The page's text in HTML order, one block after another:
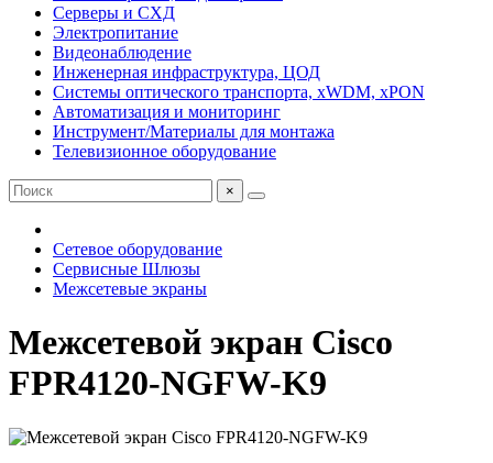
Серверы и СХД
Электропитание
Видеонаблюдение
Инженерная инфраструктура, ЦОД
Системы оптического транспорта, xWDM, xPON
Автоматизация и мониторинг
Инструмент/Материалы для монтажа
Телевизионное оборудование
×
Сетевое оборудование
Сервисные Шлюзы
Межсетевые экраны
Межсетевой экран Cisco
FPR4120-NGFW-K9